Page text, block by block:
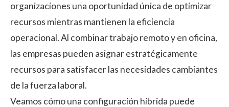
organizaciones una oportunidad única de optimizar
recursos mientras mantienen la eficiencia
operacional. Al combinar trabajo remoto y en oficina,
las empresas pueden asignar estratégicamente
recursos para satisfacer las necesidades cambiantes
de la fuerza laboral.
Veamos cómo una configuración híbrida puede